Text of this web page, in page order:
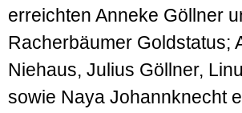
erreichten Anneke Göllner
Racherbäumer Goldstatus;
Niehaus, Julius Göllner,
sowie Naya Johannknecht